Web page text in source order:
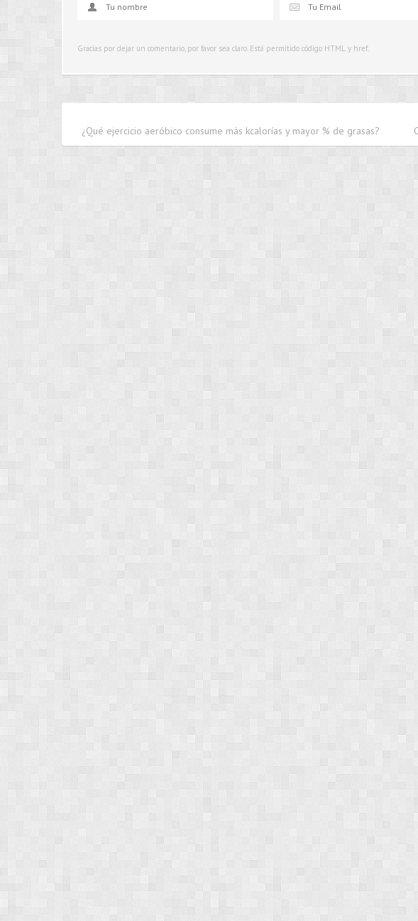
Gracias por dejar un comentario, por favor sea claro. Está permitido código HTML y href.
¿Qué ejercicio aeróbico consume más kcalorías y mayor % de grasas?